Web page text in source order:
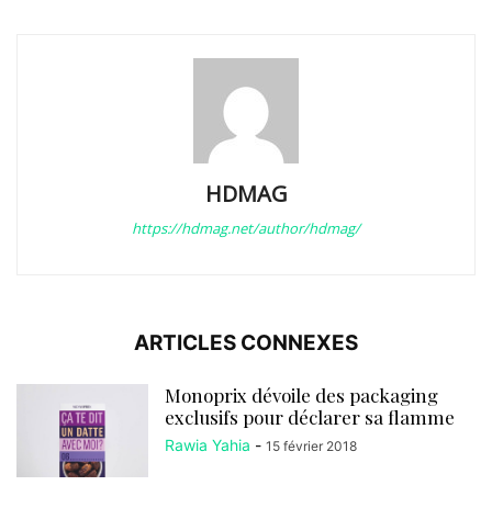
HDMAG
https://hdmag.net/author/hdmag/
ARTICLES CONNEXES
Monoprix dévoile des packaging
exclusifs pour déclarer sa flamme
Rawia Yahia - 15 février 2018